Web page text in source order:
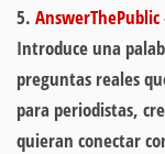
5. AnswerThePublic
Introduce una
preguntas reales
para periodistas,
quieran conectar